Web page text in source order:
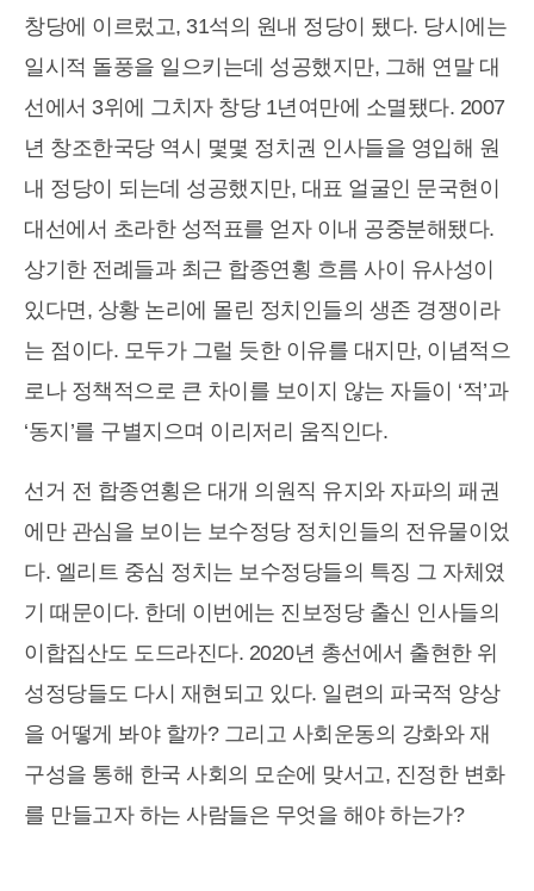
창당에 이르렀고, 31석의 원내 정당이 됐다. 당시에는
일시적 돌풍을 일으키는데 성공했지만, 그해 연말 대
선에서 3위에 그치자 창당 1년여만에 소멸됐다. 2007
년 창조한국당 역시 몇몇 정치권 인사들을 영입해 원
내 정당이 되는데 성공했지만, 대표 얼굴인 문국현이
대선에서 초라한 성적표를 얻자 이내 공중분해됐다.
상기한 전례들과 최근 합종연횡 흐름 사이 유사성이
있다면, 상황 논리에 몰린 정치인들의 생존 경쟁이라
는 점이다. 모두가 그럴 듯한 이유를 대지만, 이념적으
로나 정책적으로 큰 차이를 보이지 않는 자들이 ‘적’과
‘동지’를 구별지으며 이리저리 움직인다.
선거 전 합종연횡은 대개 의원직 유지와 자파의 패권
에만 관심을 보이는 보수정당 정치인들의 전유물이었
다. 엘리트 중심 정치는 보수정당들의 특징 그 자체였
기 때문이다. 한데 이번에는 진보정당 출신 인사들의
이합집산도 도드라진다. 2020년 총선에서 출현한 위
성정당들도 다시 재현되고 있다. 일련의 파국적 양상
을 어떻게 봐야 할까? 그리고 사회운동의 강화와 재
구성을 통해 한국 사회의 모순에 맞서고, 진정한 변화
를 만들고자 하는 사람들은 무엇을 해야 하는가?